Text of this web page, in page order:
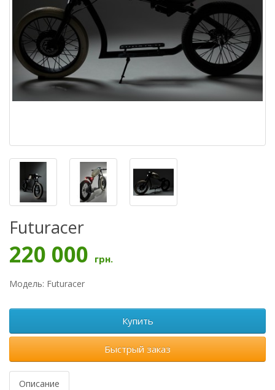
Futuracer
220 000 грн.
Модель: Futuracer
Купить
Быстрый заказ
Описание